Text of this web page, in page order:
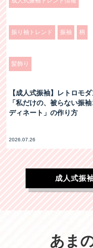
振り袖トレンド 振袖 柄
髪飾り
【成人式振袖】レトロモ
「私だけの、被らない振
ディネート」の作り方
2026.07.26
成人式振
あま